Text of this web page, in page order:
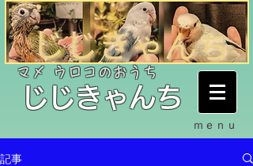
​マメ ウロコのおうち
​じじきゃんち
ｍｅｎｕ
記事